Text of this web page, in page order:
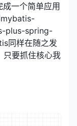
一个简单应用
mybatis-
plus-spring-
同样在随之发
只要抓住核心我